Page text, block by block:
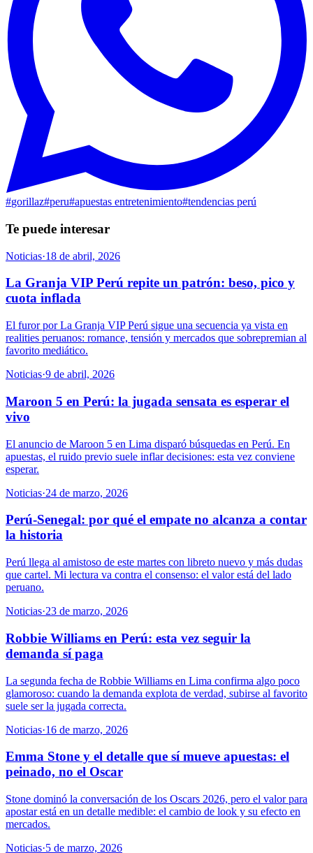
#gorillaz#peru#apuestas entretenimiento#tendencias perú
Te puede interesar
Noticias·18 de abril, 2026
La Granja VIP Perú repite un patrón: beso, pico y
cuota inflada
El furor por La Granja VIP Perú sigue una secuencia ya vista en
realities peruanos: romance, tensión y mercados que sobrepremian al
favorito mediático.
Noticias·9 de abril, 2026
Maroon 5 en Perú: la jugada sensata es esperar el
vivo
El anuncio de Maroon 5 en Lima disparó búsquedas en Perú. En
apuestas, el ruido previo suele inflar decisiones: esta vez conviene
esperar.
Noticias·24 de marzo, 2026
Perú-Senegal: por qué el empate no alcanza a contar
la historia
Perú llega al amistoso de este martes con libreto nuevo y más dudas
que cartel. Mi lectura va contra el consenso: el valor está del lado
peruano.
Noticias·23 de marzo, 2026
Robbie Williams en Perú: esta vez seguir la
demanda sí paga
La segunda fecha de Robbie Williams en Lima confirma algo poco
glamoroso: cuando la demanda explota de verdad, subirse al favorito
suele ser la jugada correcta.
Noticias·16 de marzo, 2026
Emma Stone y el detalle que sí mueve apuestas: el
peinado, no el Oscar
Stone dominó la conversación de los Oscars 2026, pero el valor para
apostar está en un detalle medible: el cambio de look y su efecto en
mercados.
Noticias·5 de marzo, 2026